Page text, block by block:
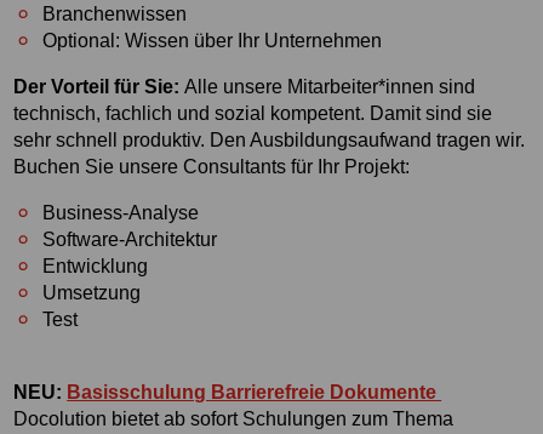
Branchenwissen
Optional: Wissen über Ihr Unternehmen
Der Vorteil für Sie:Alle unsere Mitarbeiter*innen sind
technisch, fachlich und sozial kompetent. Damit sind sie
sehr schnell produktiv. Den Ausbildungsaufwand tragen wir.
Buchen Sie unsere Consultants für Ihr Projekt:
Business-Analyse
Software-Architektur
Entwicklung
Umsetzung
Test
NEU: Basisschulung Barrierefreie Dokumente
Docolution bietet ab sofort Schulungen zum Thema